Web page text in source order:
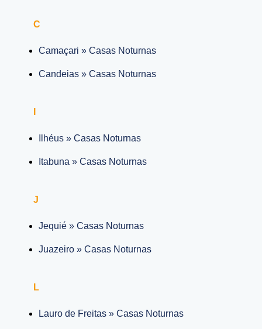
C
Camaçari » Casas Noturnas
Candeias » Casas Noturnas
Ilhéus » Casas Noturnas
Itabuna » Casas Noturnas
J
Jequié » Casas Noturnas
Juazeiro » Casas Noturnas
L
Lauro de Freitas » Casas Noturnas